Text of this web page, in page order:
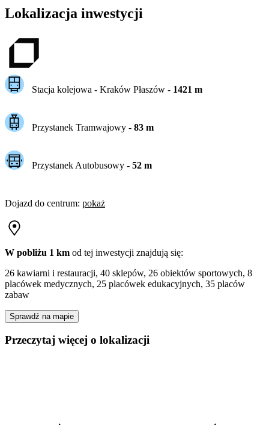
Lokalizacja inwestycji
Stacja kolejowa - Kraków Płaszów- 1421 m
Przystanek Tramwajowy - 83m
Przystanek Autobusowy - 52m
Dojazd do centrum: pokaż
W pobliżu 1 km od tej inwestycji znajdują się:
26 kawiarni i restauracji, 40 sklepów, 26 obiektów sportowych, 8
placówek medycznych, 25 placówek edukacyjnych, 35 placów
zabaw
Sprawdź na mapie
Przeczytaj więcej o lokalizacji